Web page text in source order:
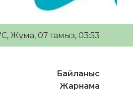
, Жұма, 07 тамыз, 03:53
Байланыс
Жарнама